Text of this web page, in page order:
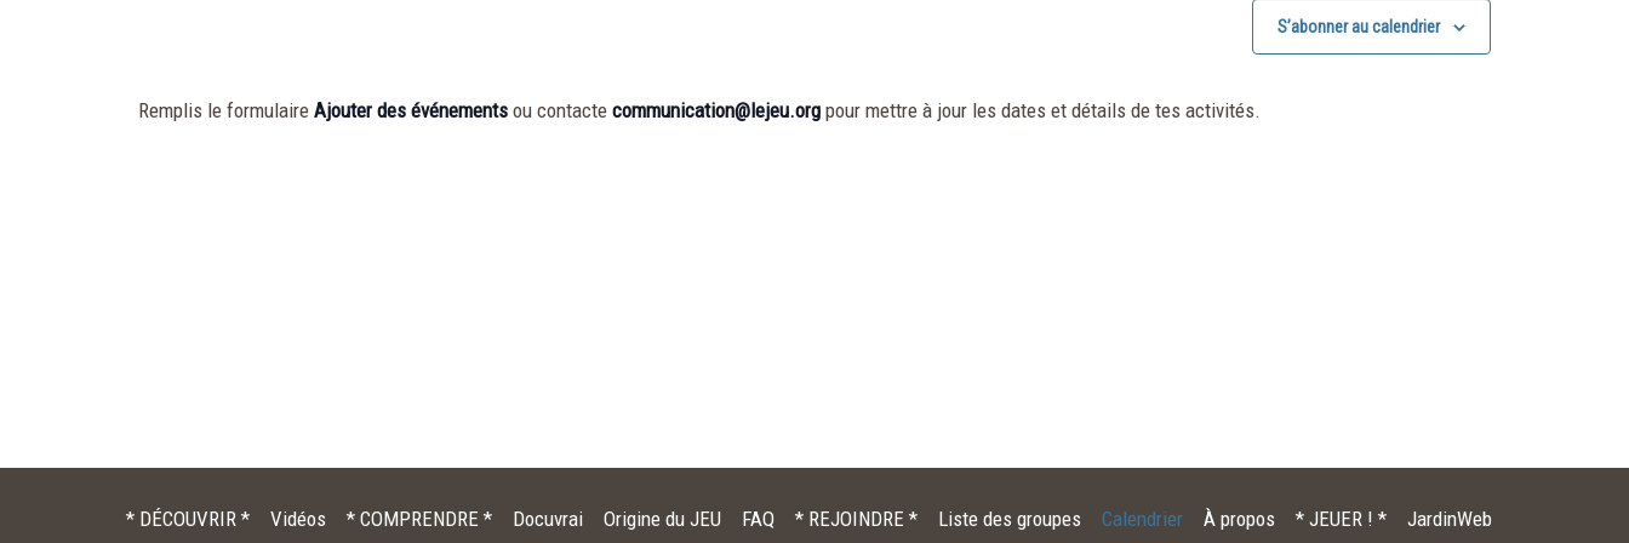
S’abonner au calendrier
Remplis le formulaire Ajouter des événements ou contacte communication@lejeu.org pour mettre à jour les dates et détails de tes activités.
* DÉCOUVRIR * Vidéos * COMPRENDRE * Docuvrai Origine du JEU FAQ * REJOINDRE * Liste des groupes Calendrier À propos * JEUER ! *
JardinWeb